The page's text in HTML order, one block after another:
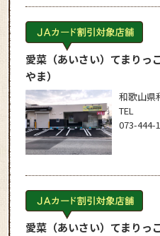
愛菜（あいさい）てまりっ
やま）
和歌山県
TEL
073-444-
愛菜（あいさい）てまりっ